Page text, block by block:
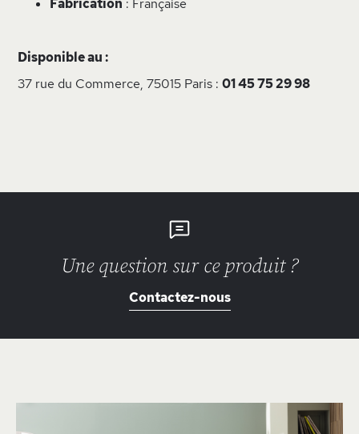
Fabrication : Française
Disponible au :
37 rue du Commerce, 75015 Paris : 01 45 75 29 98
Une question sur ce produit ?
Contactez-nous